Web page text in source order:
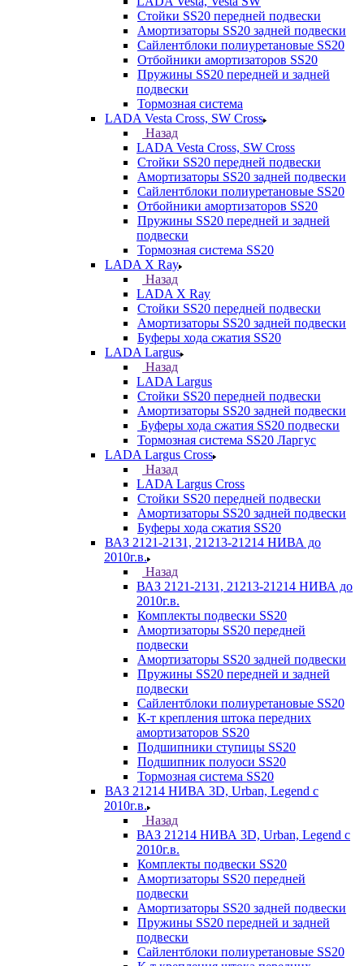
Стойки SS20 передней подвески
Амортизаторы SS20 задней подвески
Сайлентблоки полиуретановые SS20
Отбойники амортизаторов SS20
Пружины SS20 передней и задней
подвески
Тормозная система
LADA Vesta Cross, SW Cross
Назад
LADA Vesta Cross, SW Cross
Стойки SS20 передней подвески
Амортизаторы SS20 задней подвески
Сайлентблоки полиуретановые SS20
Отбойники амортизаторов SS20
Пружины SS20 передней и задней
подвески
Тормозная система SS20
LADA X Ray
Назад
LADA X Ray
Стойки SS20 передней подвески
Амортизаторы SS20 задней подвески
Буферы хода сжатия SS20
LADA Largus
Назад
LADA Largus
Стойки SS20 передней подвески
Амортизаторы SS20 задней подвески
Буферы хода сжатия SS20 подвески
Тормозная система SS20 Ларгус
LADA Largus Cross
Назад
LADA Largus Cross
Стойки SS20 передней подвески
Амортизаторы SS20 задней подвески
Буферы хода сжатия SS20
ВАЗ 2121-2131, 21213-21214 НИВА до
2010г.в.
Назад
ВАЗ 2121-2131, 21213-21214 НИВА до
2010г.в.
Комплекты подвески SS20
Амортизаторы SS20 передней
подвески
Амортизаторы SS20 задней подвески
Пружины SS20 передней и задней
подвески
Сайлентблоки полиуретановые SS20
К-т крепления штока передних
амортизаторов SS20
Подшипники ступицы SS20
Подшипник полуоси SS20
Тормозная система SS20
ВАЗ 21214 НИВА 3D, Urban, Legend c
2010г.в.
Назад
ВАЗ 21214 НИВА 3D, Urban, Legend c
2010г.в.
Комплекты подвески SS20
Амортизаторы SS20 передней
подвески
Амортизаторы SS20 задней подвески
Пружины SS20 передней и задней
подвески
Сайлентблоки полиуретановые SS20